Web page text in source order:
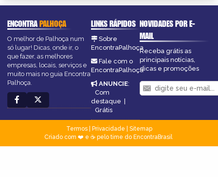
ENCONTRAPALHOÇA
O melhor de Palhoça num
só lugar! Dicas, onde ir, o
que fazer, as melhores
empresas, locais, serviços e
muito mais no guia Encontra
Palhoça.
LINKS RÁPIDOS
Sobre
EncontraPalhoça
Fale com o
EncontraPalhoça
ANUNCIE:
Com
destaque |
Grátis
NOVIDADES POR E-
MAIL
Receba grátis as
principais notícias,
dicas e promoções
Termos| Privacidade
Sitemap
Criado com ❤️ e ☕ pelo time do EncontraBrasil